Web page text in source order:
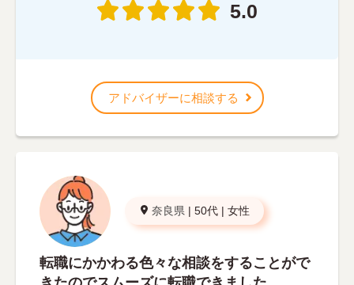
5.0
アドバイザーに相談する
奈良県 | 50代 | 女性
転職にかかわる色々な相談をすることがで